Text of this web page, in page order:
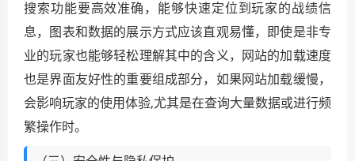
搜索功能要高效准确，能够快速定位到玩家的战绩信
息，图表和数据的展示方式应该直观易懂，即使是非专
业的玩家也能够轻松理解其中的含义，网站的加载速度
也是界面友好性的重要组成部分，如果网站加载缓慢，
会影响玩家的使用体验,尤其是在查询大量数据或进行频
繁操作时。